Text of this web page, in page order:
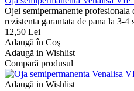
Ojei semipermanente
rezistenta garantata de pana la 3-4
12,50 Lei
Adaugă în Coş
Adaugă in Wishlist
Compară produsul
Adaugă in Wishlist